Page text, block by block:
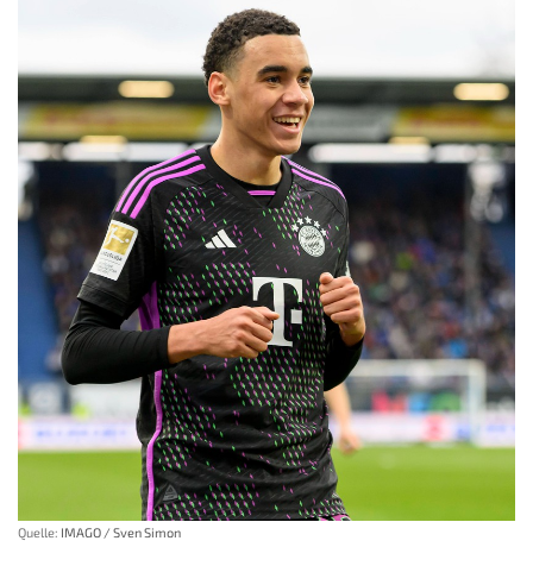
Quelle: IMAGO / Sven Simon